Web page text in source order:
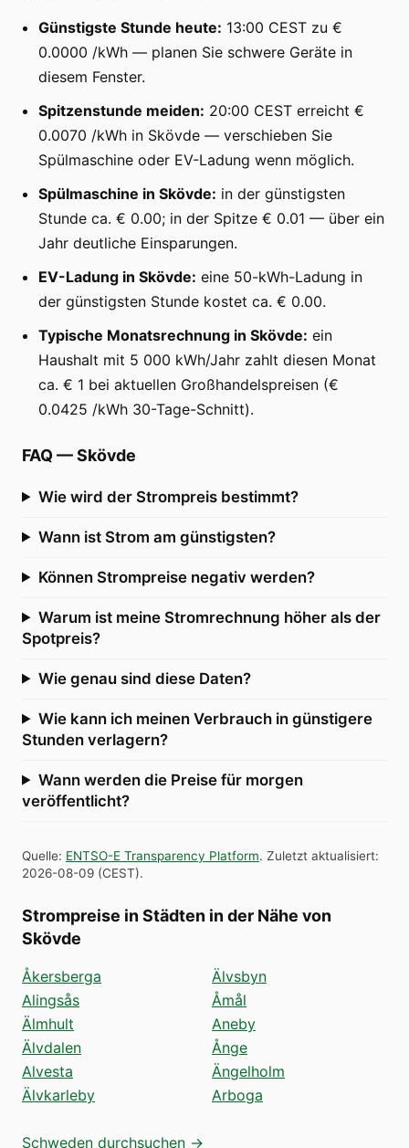
Günstigste Stunde heute: 13:00 CEST zu €
0.0000 /kWh — planen Sie schwere Geräte in
diesem Fenster.
Spitzenstunde meiden: 20:00 CEST erreicht €
0.0070 /kWh in Skövde — verschieben Sie
Spülmaschine oder EV-Ladung wenn möglich.
Spülmaschine in Skövde: in der günstigsten
Stunde ca. € 0.00; in der Spitze € 0.01 — über ein
Jahr deutliche Einsparungen.
EV-Ladung in Skövde: eine 50-kWh-Ladung in
der günstigsten Stunde kostet ca. € 0.00.
Typische Monatsrechnung in Skövde: ein
Haushalt mit 5 000 kWh/Jahr zahlt diesen Monat
ca. € 1 bei aktuellen Großhandelspreisen (€
0.0425 /kWh 30-Tage-Schnitt).
FAQ —Skövde
Wie wird der Strompreis bestimmt?
Wann ist Strom am günstigsten?
Können Strompreise negativ werden?
Warum ist meine Stromrechnung höher als der
Spotpreis?
Wie genau sind diese Daten?
Wie kann ich meinen Verbrauch in günstigere
Stunden verlagern?
Wann werden die Preise für morgen
veröffentlicht?
Quelle: ENTSO-E Transparency Platform. Zuletzt aktualisiert:
2026-08-09 (CEST).
Strompreise in Städten in der Nähe von
Skövde
Åkersberga
Alingsås
Älmhult
Älvdalen
Alvesta
Älvkarleby
Älvsbyn
Åmål
Aneby
Ånge
Ängelholm
Arboga
Schweden durchsuchen →